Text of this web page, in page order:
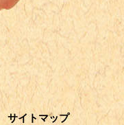
サイトマップ